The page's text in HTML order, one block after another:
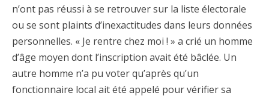
n’ont pas réussi à se retrouver sur la liste électorale
ou se sont plaints d’inexactitudes dans leurs données
personnelles. « Je rentre chez moi ! » a crié un homme
d’âge moyen dont l’inscription avait été bâclée. Un
autre homme n’a pu voter qu’après qu’un
fonctionnaire local ait été appelé pour vérifier sa